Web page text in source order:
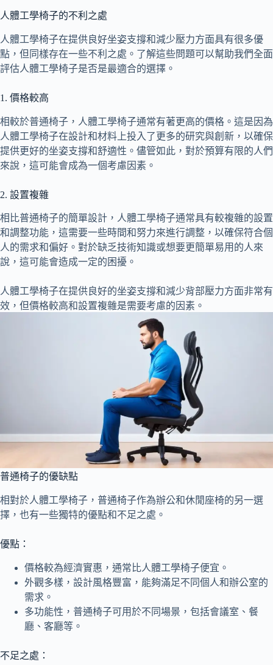
人體工學椅子的不利之處
人體工學椅子在提供良好坐姿支撐和減少壓力方面具有很多優
點，但同樣存在一些不利之處。了解這些問題可以幫助我們全面
評估人體工學椅子是否是最適合的選擇。
1. 價格較高
相較於普通椅子，人體工學椅子通常有著更高的價格。這是因為
人體工學椅子在設計和材料上投入了更多的研究與創新，以確保
提供更好的坐姿支撐和舒適性。儘管如此，對於預算有限的人們
來說，這可能會成為一個考慮因素。
2. 設置複雜
相比普通椅子的簡單設計，人體工學椅子通常具有較複雜的設置
和調整功能，這需要一些時間和努力來進行調整，以確保符合個
人的需求和偏好。對於缺乏技術知識或想要更簡單易用的人來
說，這可能會造成一定的困擾。
人體工學椅子在提供良好的坐姿支撐和減少背部壓力方面非常有
效，但價格較高和設置複雜是需要考慮的因素。
普通椅子的優缺點
相對於人體工學椅子，普通椅子作為辦公和休閒座椅的另一選
擇，也有一些獨特的優點和不足之處。
優點：
價格較為經濟實惠，通常比人體工學椅子便宜。
外觀多樣，設計風格豐富，能夠滿足不同個人和辦公室的
需求。
多功能性，普通椅子可用於不同場景，包括會議室、餐
廳、客廳等。
不足之處：